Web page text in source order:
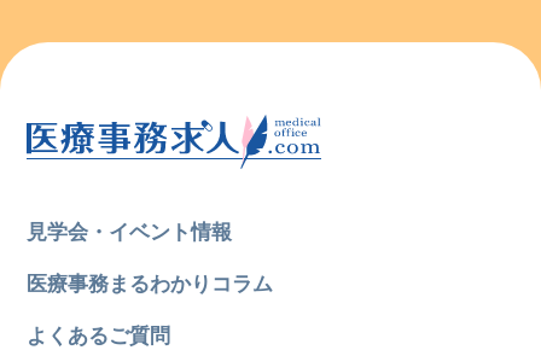
見学会・イベント情報
医療事務まるわかりコラム
よくあるご質問